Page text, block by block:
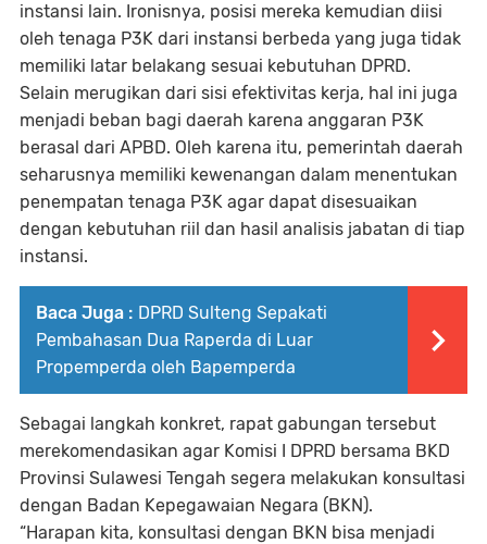
instansi lain. Ironisnya, posisi mereka kemudian diisi
oleh tenaga P3K dari instansi berbeda yang juga tidak
memiliki latar belakang sesuai kebutuhan DPRD.
Selain merugikan dari sisi efektivitas kerja, hal ini juga
menjadi beban bagi daerah karena anggaran P3K
berasal dari APBD. Oleh karena itu, pemerintah daerah
seharusnya memiliki kewenangan dalam menentukan
penempatan tenaga P3K agar dapat disesuaikan
dengan kebutuhan riil dan hasil analisis jabatan di tiap
instansi.
Baca Juga : DPRD Sulteng Sepakati
Pembahasan Dua Raperda di Luar
Propemperda oleh Bapemperda
Sebagai langkah konkret, rapat gabungan tersebut
merekomendasikan agar Komisi I DPRD bersama BKD
Provinsi Sulawesi Tengah segera melakukan konsultasi
dengan Badan Kepegawaian Negara (BKN).
“Harapan kita, konsultasi dengan BKN bisa menjadi